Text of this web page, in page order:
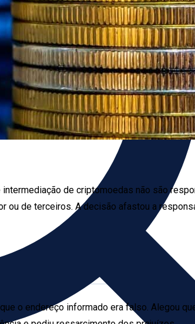
de criptomoedas não são
ou de terceiros. A decisão afastou a
o endereço informado era falso. Alegou